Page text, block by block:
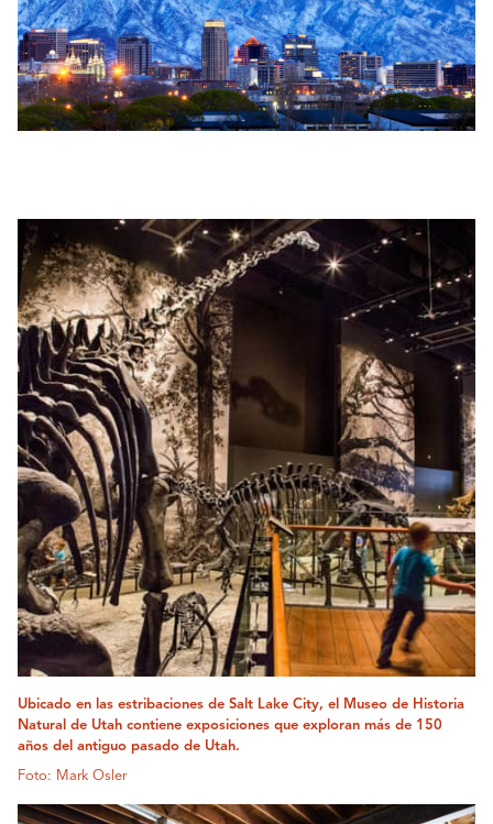
Ubicado en las estribaciones de Salt Lake City, el Museo de Historia
Natural de Utah contiene exposiciones que exploran más de 150
años del antiguo pasado de Utah.
Foto: Mark Osler